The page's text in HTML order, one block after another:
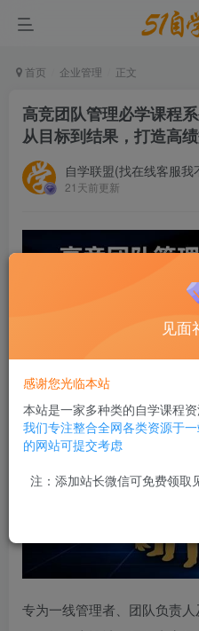
首页 企业管理 正文
高竞团队管理必学课程
从目标到结果，打造高
自学联盟(找在线客服我
21天前更新
专为一线管理者、团队负责
见面
感谢您光临本站
本站是一家多种类的自学课程
我们专注整合全网各类资源于
的网站可提交考虑
注：添加站长微信可免费领取